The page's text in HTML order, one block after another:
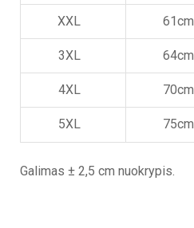
XXL 61cm
3XL 64cm
4XL 70cm
5XL 75cm
Galimas ± 2,5 cm nuokrypis.